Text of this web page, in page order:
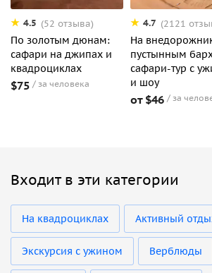
4.5 (52 отзыва)
По золотым дюнам:
сафари на джипах и
квадроциклах
$75 за человека
4.7 (2121
На
пустынным
сафари-тур с
и шоу
от $46 за
Входит в эти категории
На квадроциклах Активный
Экскурсия с ужином Верблюды